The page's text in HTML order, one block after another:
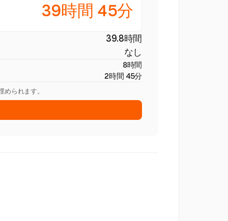
39時間 45分
39.8時間
なし
8時間
2時間 45分
られます。